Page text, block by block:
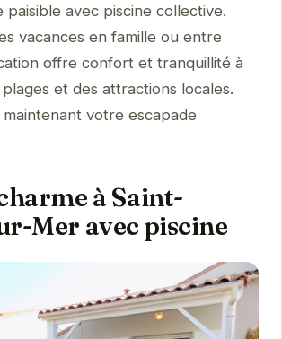
paisible avec piscine collective.
vacances en famille ou entre
offre confort et tranquillité à
et des attractions locales.
votre escapade
à Saint-
Mer avec piscine